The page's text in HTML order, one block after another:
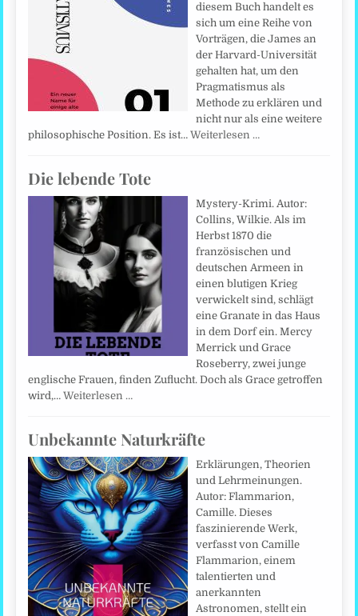
diesem Buch handelt es
sich um eine Reihe von
Vorträgen, die James an
der Harvard-Universität
gehalten hat, um den
Pragmatismus als
Methode zu erklären und
nicht nur als eine weitere
philosophische Position. Es ist…Weiterlesen …
Die lebende Tote
Mystery-Krimi. Autor:
Collins, Wilkie. Als im
Herbst 1870 die
französischen und
deutschen Armeen in
einen blutigen Krieg
verwickelt sind, schlägt
eine Granate in das Haus
in dem Dorf ein. Mercy
Merrick und Grace
Roseberry, zwei junge
englische Frauen, finden Zuflucht. Doch als Grace getroffen
wird,…Weiterlesen …
Unbekannte Naturkräfte
Erklärungen, Theorien
und Lehrmeinungen.
Autor: Flammarion,
Camille. Dieses
faszinierende Werk,
verfasst von Camille
Flammarion, einem
talentierten und
anerkannten
Astronomen, stellt ein